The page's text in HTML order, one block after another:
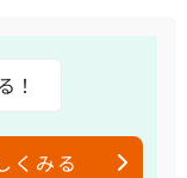
！
くみる